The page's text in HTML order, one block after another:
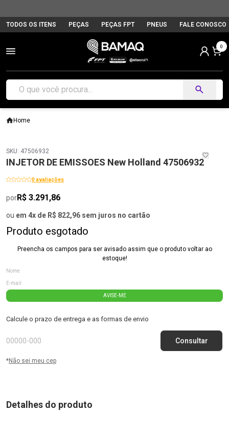
TODOS OS ITENS PEÇAS PEÇAS FPT PNEUS FALE CONOSCO
0
Home
SKU: 47506932
INJETOR DE EMISSOES New Holland 47506932
0 avaliações
porR$ 3.291,86
ou em 4x de R$ 822,96 sem juros no cartão
Produto esgotado
Preencha os campos para ser avisado assim que o produto voltar ao
estoque!
AVISE-ME
Calcule o prazo de entrega e as formas de envio
*Não sei meu cep
Detalhes do produto